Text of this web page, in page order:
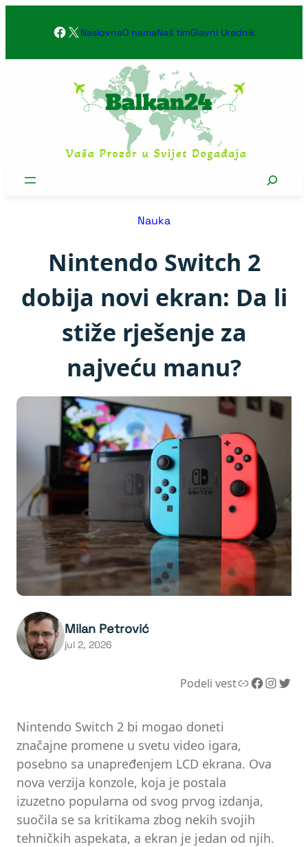
Facebook
X NaslovnaO namaNaš timGlavni Urednik
Search
Nauka
Nintendo Switch 2
dobija novi ekran: Da li
stiže rješenje za
najveću manu?
Milan Petrović
jul 2, 2026
Podeli vestLink Facebook InstagramTwitter
Nintendo Switch 2 bi mogao doneti
značajne promene u svetu video igara,
posebno sa unapređenjem LCD ekrana. Ova
nova verzija konzole, koja je postala
izuzetno popularna od svog prvog izdanja,
suočila se sa kritikama zbog nekih svojih
tehničkih aspekata, a ekran je jedan od njih.